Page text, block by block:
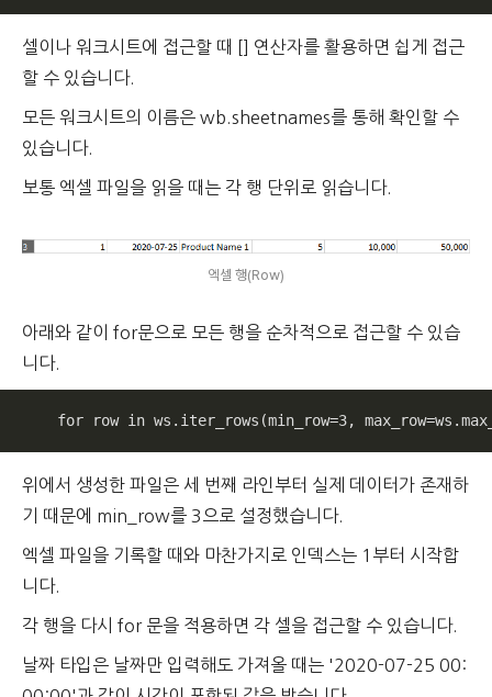
셀이나 워크시트에 접근할 때 [] 연산자를 활용하면 쉽게 접근
할 수 있습니다.
모든 워크시트의 이름은 wb.sheetnames를 통해 확인할 수
있습니다.
보통 엑셀 파일을 읽을 때는 각 행 단위로 읽습니다.
엑셀 행(Row)
아래와 같이 for문으로 모든 행을 순차적으로 접근할 수 있습
니다.
for row in ws.iter_rows(min_row=3,
위에서 생성한 파일은 세 번째 라인부터 실제 데이터가 존재하
기 때문에 min_row를 3으로 설정했습니다.
엑셀 파일을 기록할 때와 마찬가지로 인덱스는 1부터 시작합
니다.
각 행을 다시 for 문을 적용하면 각 셀을 접근할 수 있습니다.
날짜 타입은 날짜만 입력해도 가져올 때는 '2020-07-25 00: